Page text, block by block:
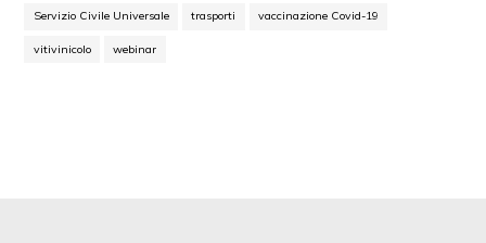
Servizio Civile Universale trasporti vaccinazione Covid-19
vitivinicolo webinar